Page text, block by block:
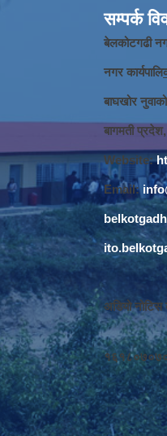
सम्पर्क
बेलकोटगढी
नगर कार्यपालि
बाघखोर
बागमती प्रदेश,
Website:
Email:
अडियो नोटिस